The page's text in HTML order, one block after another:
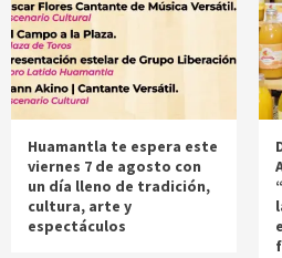
Huamantla te espera este
viernes 7 de agosto con
un día lleno de tradición,
cultura, arte y
espectáculos